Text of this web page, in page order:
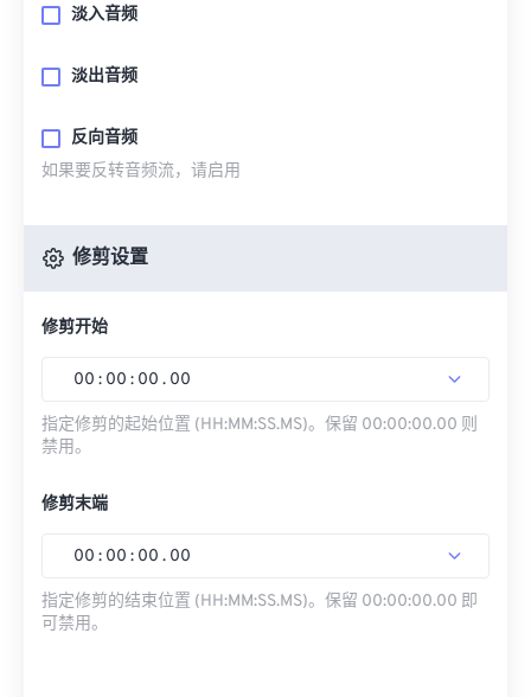
淡入音频
淡出音频
反向音频
如果要反转音频流，请启用
修剪设置
修剪开始
00 : 00 : 00 . 00
指定修剪的起始位置 (HH:MM:SS.MS)。保留 00:00:00.00 则
禁用。
修剪末端
00 : 00 : 00 . 00
指定修剪的结束位置 (HH:MM:SS.MS)。保留 00:00:00.00 即
可禁用。